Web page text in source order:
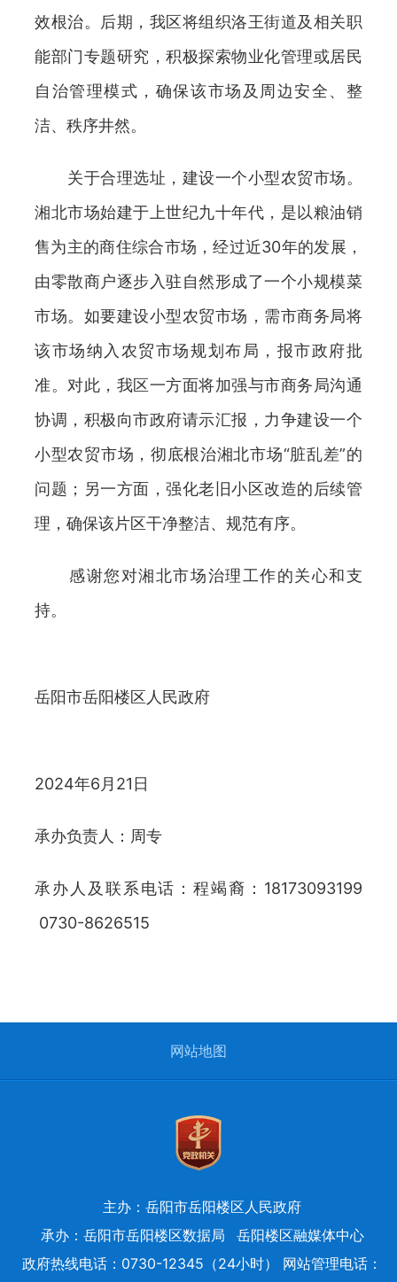
效根治。后期，我区将组织洛王街道及相关职
能部门专题研究，积极探索物业化管理或居民
自治管理模式，确保该市场及周边安全、整
洁、秩序井然。
关于合理选址，建设一个小型农贸市场。
湘北市场始建于上世纪九十年代，是以粮油销
售为主的商住综合市场，经过近30年的发展，
由零散商户逐步入驻自然形成了一个小规模菜
市场。如要建设小型农贸市场，需市商务局将
该市场纳入农贸市场规划布局，报市政府批
准。对此，我区一方面将加强与市商务局沟通
协调，积极向市政府请示汇报，力争建设一个
小型农贸市场，彻底根治湘北市场“脏乱差”的
问题；另一方面，强化老旧小区改造的后续管
理，确保该片区干净整洁、规范有序。
感谢您对湘北市场治理工作的关心和支
持。
岳阳市岳阳楼区人民政府
2024年6月21日
承办负责人：周专
承办人及联系电话：程竭裔：18173093199
0730-8626515
网站地图
主办：岳阳市岳阳楼区人民政府
承办：岳阳市岳阳楼区数据局
岳阳楼区融媒体中心
政府热线电话：0730-12345（24小时） 网站管理电话：